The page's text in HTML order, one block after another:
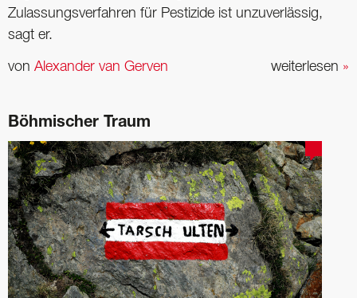
Zulassungsverfahren für Pestizide ist unzuverlässig,
sagt er.
weiterlesen »
von Alexander van Gerven
Böhmischer Traum